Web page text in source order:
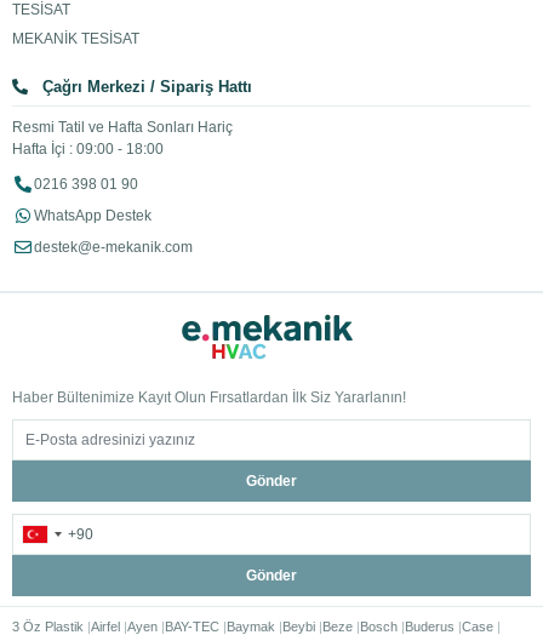
TESİSAT
MEKANİK TESİSAT
Çağrı Merkezi / Sipariş Hattı
Resmi Tatil ve Hafta Sonları Hariç
Hafta İçi : 09:00 - 18:00
0216 398 01 90
WhatsApp Destek
destek@e-mekanik.com
Haber Bültenimize Kayıt Olun Fırsatlardan İlk Siz Yararlanın!
Gönder
Gönder
3 Öz Plastik Airfel Ayen BAY-TEC Baymak Beybi Beze Bosch Buderus Case